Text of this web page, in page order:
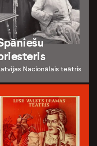
Nacionālais teātris